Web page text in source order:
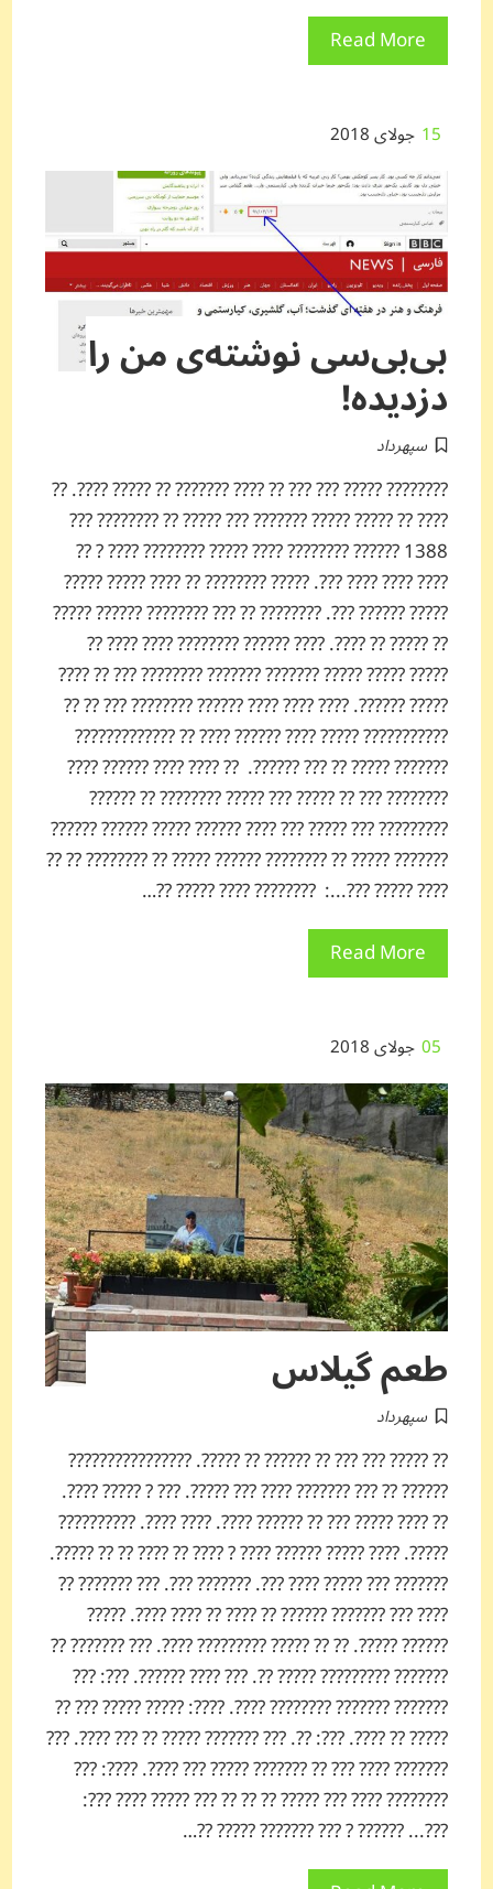
Read More
15 جولای 2018
بی‌بی‌سی نوشته‌ی من را
دزدیده!
سپهرداد
???????? ????? ??? ??? ?? ???? ??????? ?? ????? ????. ??
???? ?? ????? ????? ??????? ??? ????? ?? ???????? ???
1388 ?????? ???????? ???? ????? ???????? ???? ? ??
???? ???? ???? ???. ????? ???????? ?? ???? ????? ?????
????? ?????? ???. ???????? ?? ??? ???????? ?????? ?????
?? ????? ?? ????. ???? ?????? ???????? ???? ???? ??
????? ????? ????? ??????? ??????? ???????? ??? ?? ????
????? ??????. ???? ???? ???? ?????? ???????? ??? ?? ??
??????????? ????? ???? ?????? ???? ?? ?????????????
??????? ????? ?? ??? ??????. ?? ???? ???? ?????? ????
???????? ??? ?? ????? ??? ????? ???????? ?? ??????
????????? ??? ????? ??? ???? ?????? ????? ?????? ??????
??????? ????? ?? ???????? ?????? ????? ?? ???????? ?? ??
???? ????? ???...: ???????? ???? ????? ??…
Read More
05جولای 2018
طعم گیلاس
سپهرداد
?? ????? ??? ??? ?? ?????? ?? ?????. ????????????????
?????? ?? ??? ??????? ???? ??? ?????. ??? ? ????? ????.
?? ???? ????? ??? ?? ?????? ????. ???? ????. ??????????
?????. ???? ????? ?????? ???? ? ???? ?? ???? ?? ?? ?????.
??????? ??? ????? ???? ???. ??????? ???. ??? ??????? ??
???? ??? ??????? ?????? ?? ???? ?? ???? ????. ?????
?????? ?????. ?? ?? ????? ????????? ????. ??? ??????? ??
??????? ????????? ????? ??. ??? ???? ??????. ???: ???
??????? ??????? ???????? ????. ????: ????? ????? ??? ??
????? ?? ????. ???: ??. ??? ??????? ????? ?? ??? ????. ???
??????? ???? ??? ?? ??????? ????? ??? ????. ????: ???
???????? ???? ??? ????? ?? ?? ?? ??? ????? ???? ???:
???... ?????? ? ??? ??????? ????? ??…